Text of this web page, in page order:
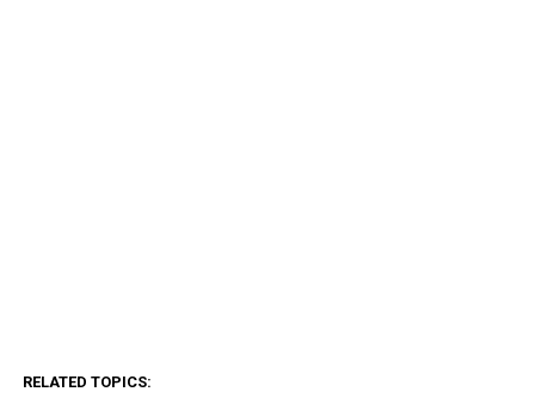
RELATED TOPICS: